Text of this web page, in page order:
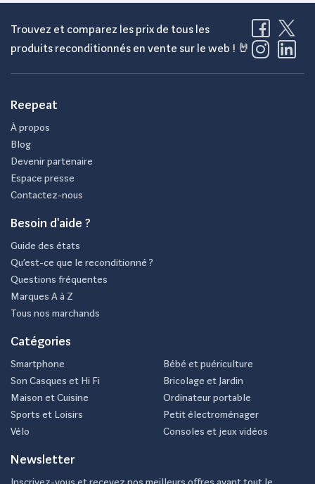
Trouvez et comparez les prix de tous les
produits reconditionnés en vente sur le web ! 🤘
Reepeat
À propos
Blog
Devenir partenaire
Espace presse
Contactez-nous
Besoin d'aide ?
Guide des états
Qu’est-ce que le reconditionné ?
Questions fréquentes
Marques A à Z
Tous nos marchands
Catégories
Smartphone
Son Casques et Hi Fi
Maison et Cuisine
Sports et Loisirs
Vélo
Bébé et puériculture
Bricolage et Jardin
Ordinateur portable
Petit électroménager
Consoles et jeux vidéos
Newsletter
Inscrivez-vous et recevez nos meilleurs offres avant tout le